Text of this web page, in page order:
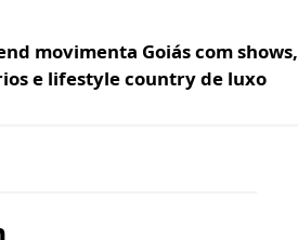
movimenta Goiás com shows,
e lifestyle country de luxo